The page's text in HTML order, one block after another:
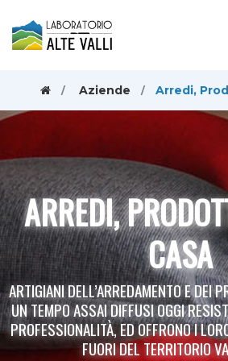
Aziende Arredi,
ARREDI,
CASA
ARTIGIANI DELL’ARREDAMENTO E DEI
UN TEMPO ASSAI DIFFUSI OGGI
PROFESSIONALITÀ, ED OFFRONO I
FUORI DEL TERRITORIO